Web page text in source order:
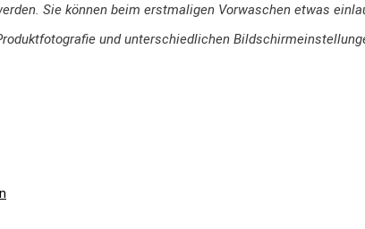
Sie können beim erstmaligen Vorwaschen etwas
und unterschiedlichen